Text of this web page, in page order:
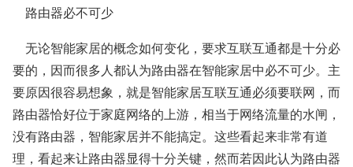
路由器必不可少
无论智能家居的概念如何变化，要求互联互通都是十分必
要的，因而很多人都认为路由器在智能家居中必不可少。主
要原因很容易想象，就是智能家居互联互通必须要联网，而
路由器恰好位于家庭网络的上游，相当于网络流量的水闸，
没有路由器，智能家居并不能搞定。这些看起来非常有道
理，看起来让路由器显得十分关键，然而若因此认为路由器